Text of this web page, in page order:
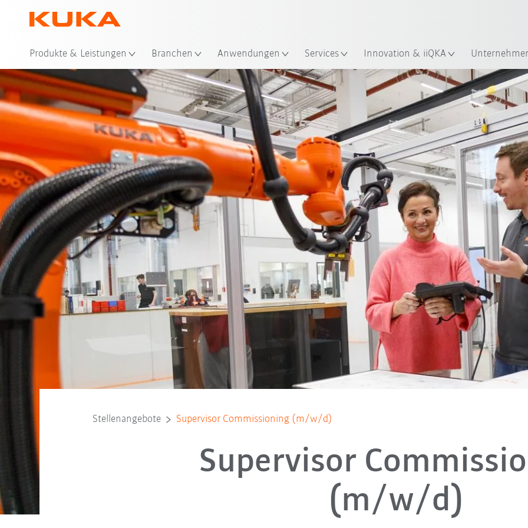
Produkte & Leistungen Branchen Anwendungen Services Innovation & iiQKA
Stellenangebote Supervisor Commissioning (m/w/d)
Supervisor
(m/w/d)